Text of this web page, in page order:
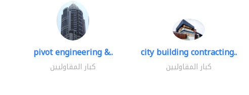
pivot engineering &..
كبار المقاوليين
city building contracting..
كبار المقاوليين